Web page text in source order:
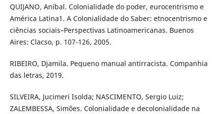
QUIJANO, Aníbal. Colonialidade do poder, eurocentrismo e
América Latina1. A Colonialidade do Saber: etnocentrismo e
ciências sociais–Perspectivas Latinoamericanas. Buenos
Aires: Clacso, p. 107-126, 2005.
RIBEIRO, Djamila. Pequeno manual antirracista. Companhia
das letras, 2019.
SILVEIRA, Jucimeri Isolda; NASCIMENTO, Sergio Luiz;
ZALEMBESSA, Simões. Colonialidade e decolonialidade na